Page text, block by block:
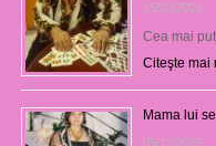
25/03/2026
Cea mai
Citeşte mai
Mama lui
05/12/2025